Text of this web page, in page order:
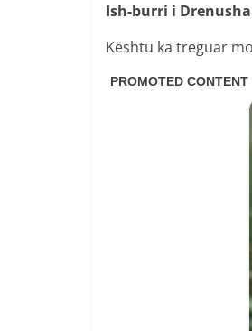
Ish-burri i
Kështu ka treguar